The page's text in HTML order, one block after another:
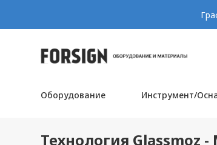
Оборудование Инструмент/
Технология Glassmoz